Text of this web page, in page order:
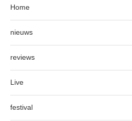
Home
nieuws
reviews
Live
festival